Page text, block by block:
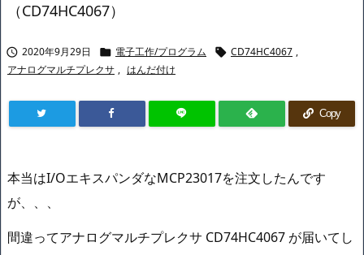
（CD74HC4067）
 2020年9月29日  電子工作/プログラム  CD74HC4067 ,
アナログマルチプレクサ , はんだ付け
Copy
本当はI/OエキスパンダなMCP23017を注文したんです
が、、、
間違ってアナログマルチプレクサ CD74HC4067 が届いてし